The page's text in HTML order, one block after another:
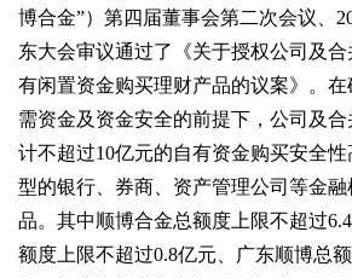
博合金”）第四届董事会第二次会议、
东大会审议通过了《关于授权公司及
有闲置资金购买理财产品的议案》。
需资金及资金安全的前提下，公司及
计不超过10亿元的自有资金购买安全
型的银行、券商、资产管理公司等金
品。其中顺博合金总额度上限不超过
额度上限不超过0.8亿元、广东顺博总